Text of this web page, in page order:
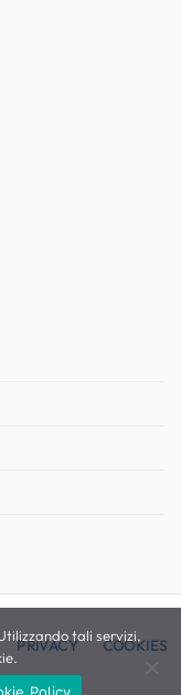
PRIVACY COOKIES
tali servizi,